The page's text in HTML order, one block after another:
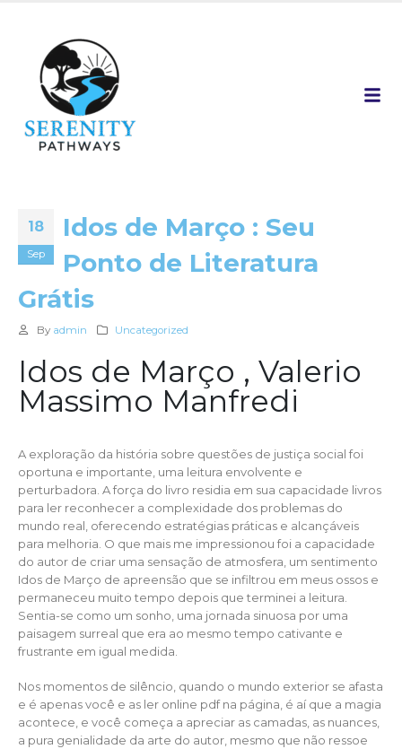
18
Sep
Idos de Março : Seu
Ponto de Literatura
Grátis
By admin Uncategorized
Idos de Março , Valerio
Massimo Manfredi
A exploração da história sobre questões de justiça social foi
oportuna e importante, uma leitura envolvente e
perturbadora. A força do livro residia em sua capacidade livros
para ler reconhecer a complexidade dos problemas do
mundo real, oferecendo estratégias práticas e alcançáveis
para melhoria. O que mais me impressionou foi a capacidade
do autor de criar uma sensação de atmosfera, um sentimento
Idos de Março de apreensão que se infiltrou em meus ossos e
permaneceu muito tempo depois que terminei a leitura.
Sentia-se como um sonho, uma jornada sinuosa por uma
paisagem surreal que era ao mesmo tempo cativante e
frustrante em igual medida.
Nos momentos de silêncio, quando o mundo exterior se afasta
e é apenas você e as ler online pdf na página, é aí que a magia
acontece, e você começa a apreciar as camadas, as nuances,
a pura genialidade da arte do autor, mesmo que não ressoe